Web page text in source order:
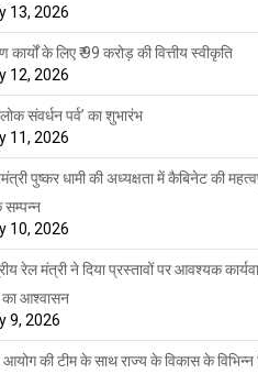
13, 2026
कार्यों के लिए ₹ 99 करोड़ की वित्तीय स्वीकृति
12, 2026
संवर्धन पर्व’ का शुभारंभ
11, 2026
पुष्कर धामी की अध्यक्षता में कैबिनेट की
10, 2026
रेल मंत्री ने दिया प्रस्तावों पर आवश्यक
का आश्वासन
9, 2026
आयोग की टीम के साथ राज्य के विकास के विभिन्न